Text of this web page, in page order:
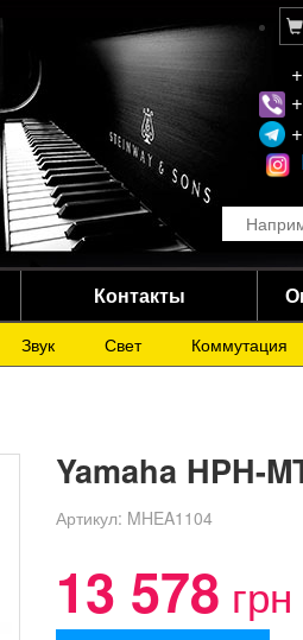
Контакты
Звук Свет Коммутация
Yamaha HPH-
Артикул: MHEA1104
13 578 грн